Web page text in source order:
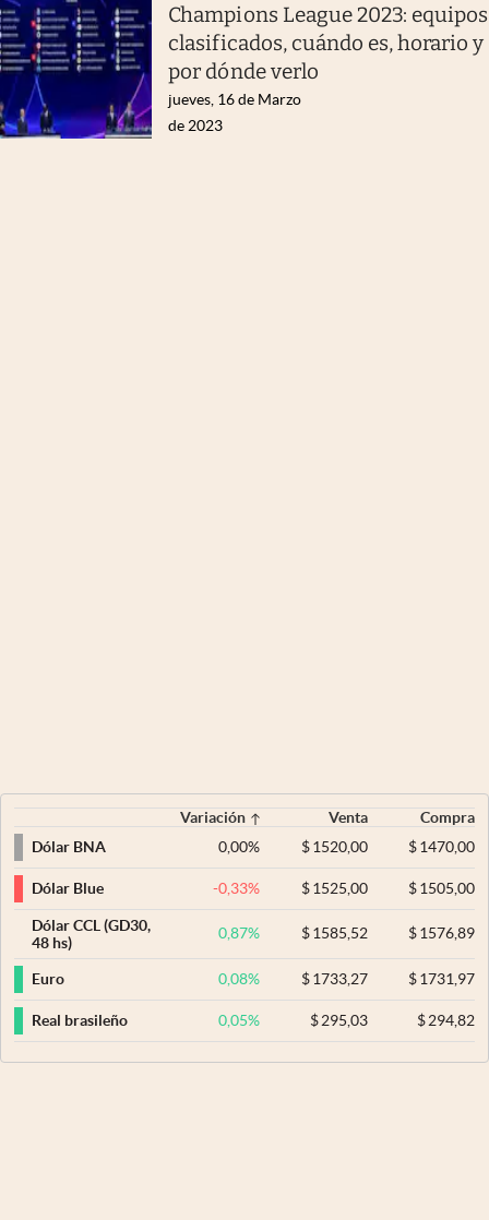
Champions League 2023: equipos
clasificados, cuándo es, horario y
por dónde verlo
jueves, 16 de Marzo
de 2023
Variación Venta
Compra
Dólar BNA
0,00% $ 1520,00 $1470,00
Dólar Blue -0,33% $ 1525,00 $1505,00
Dólar CCL (GD30,
48 hs)
0,87% $ 1585,52 $1576,89
Euro 0,08% $ 1733,27 $1731,97
Real brasileño 0,05% $ 295,03 $294,82